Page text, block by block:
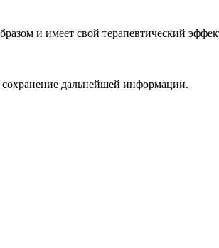
и имеет свой терапевтический
дальнейшей информации.